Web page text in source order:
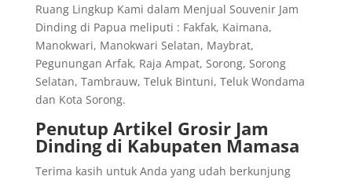
Ruang Lingkup Kami dalam Menjual Souvenir Jam
Dinding di Papua meliputi : Fakfak, Kaimana,
Manokwari, Manokwari Selatan, Maybrat,
Pegunungan Arfak, Raja Ampat, Sorong, Sorong
Selatan, Tambrauw, Teluk Bintuni, Teluk Wondama
dan Kota Sorong.
Penutup Artikel Grosir Jam
Dinding di Kabupaten Mamasa
Terima kasih untuk Anda yang udah berkunjung